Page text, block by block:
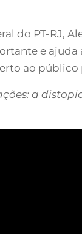
do PT-RJ,
e ajuda
ao público
a